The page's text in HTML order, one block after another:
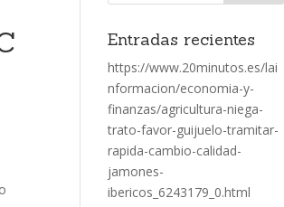
Entradas recientes
https://www.20minutos.es/lai
nformacion/economia-y-
finanzas/agricultura-niega-
trato-favor-guijuelo-tramitar-
rapida-cambio-calidad-
jamones-
ibericos_6243179_0.html